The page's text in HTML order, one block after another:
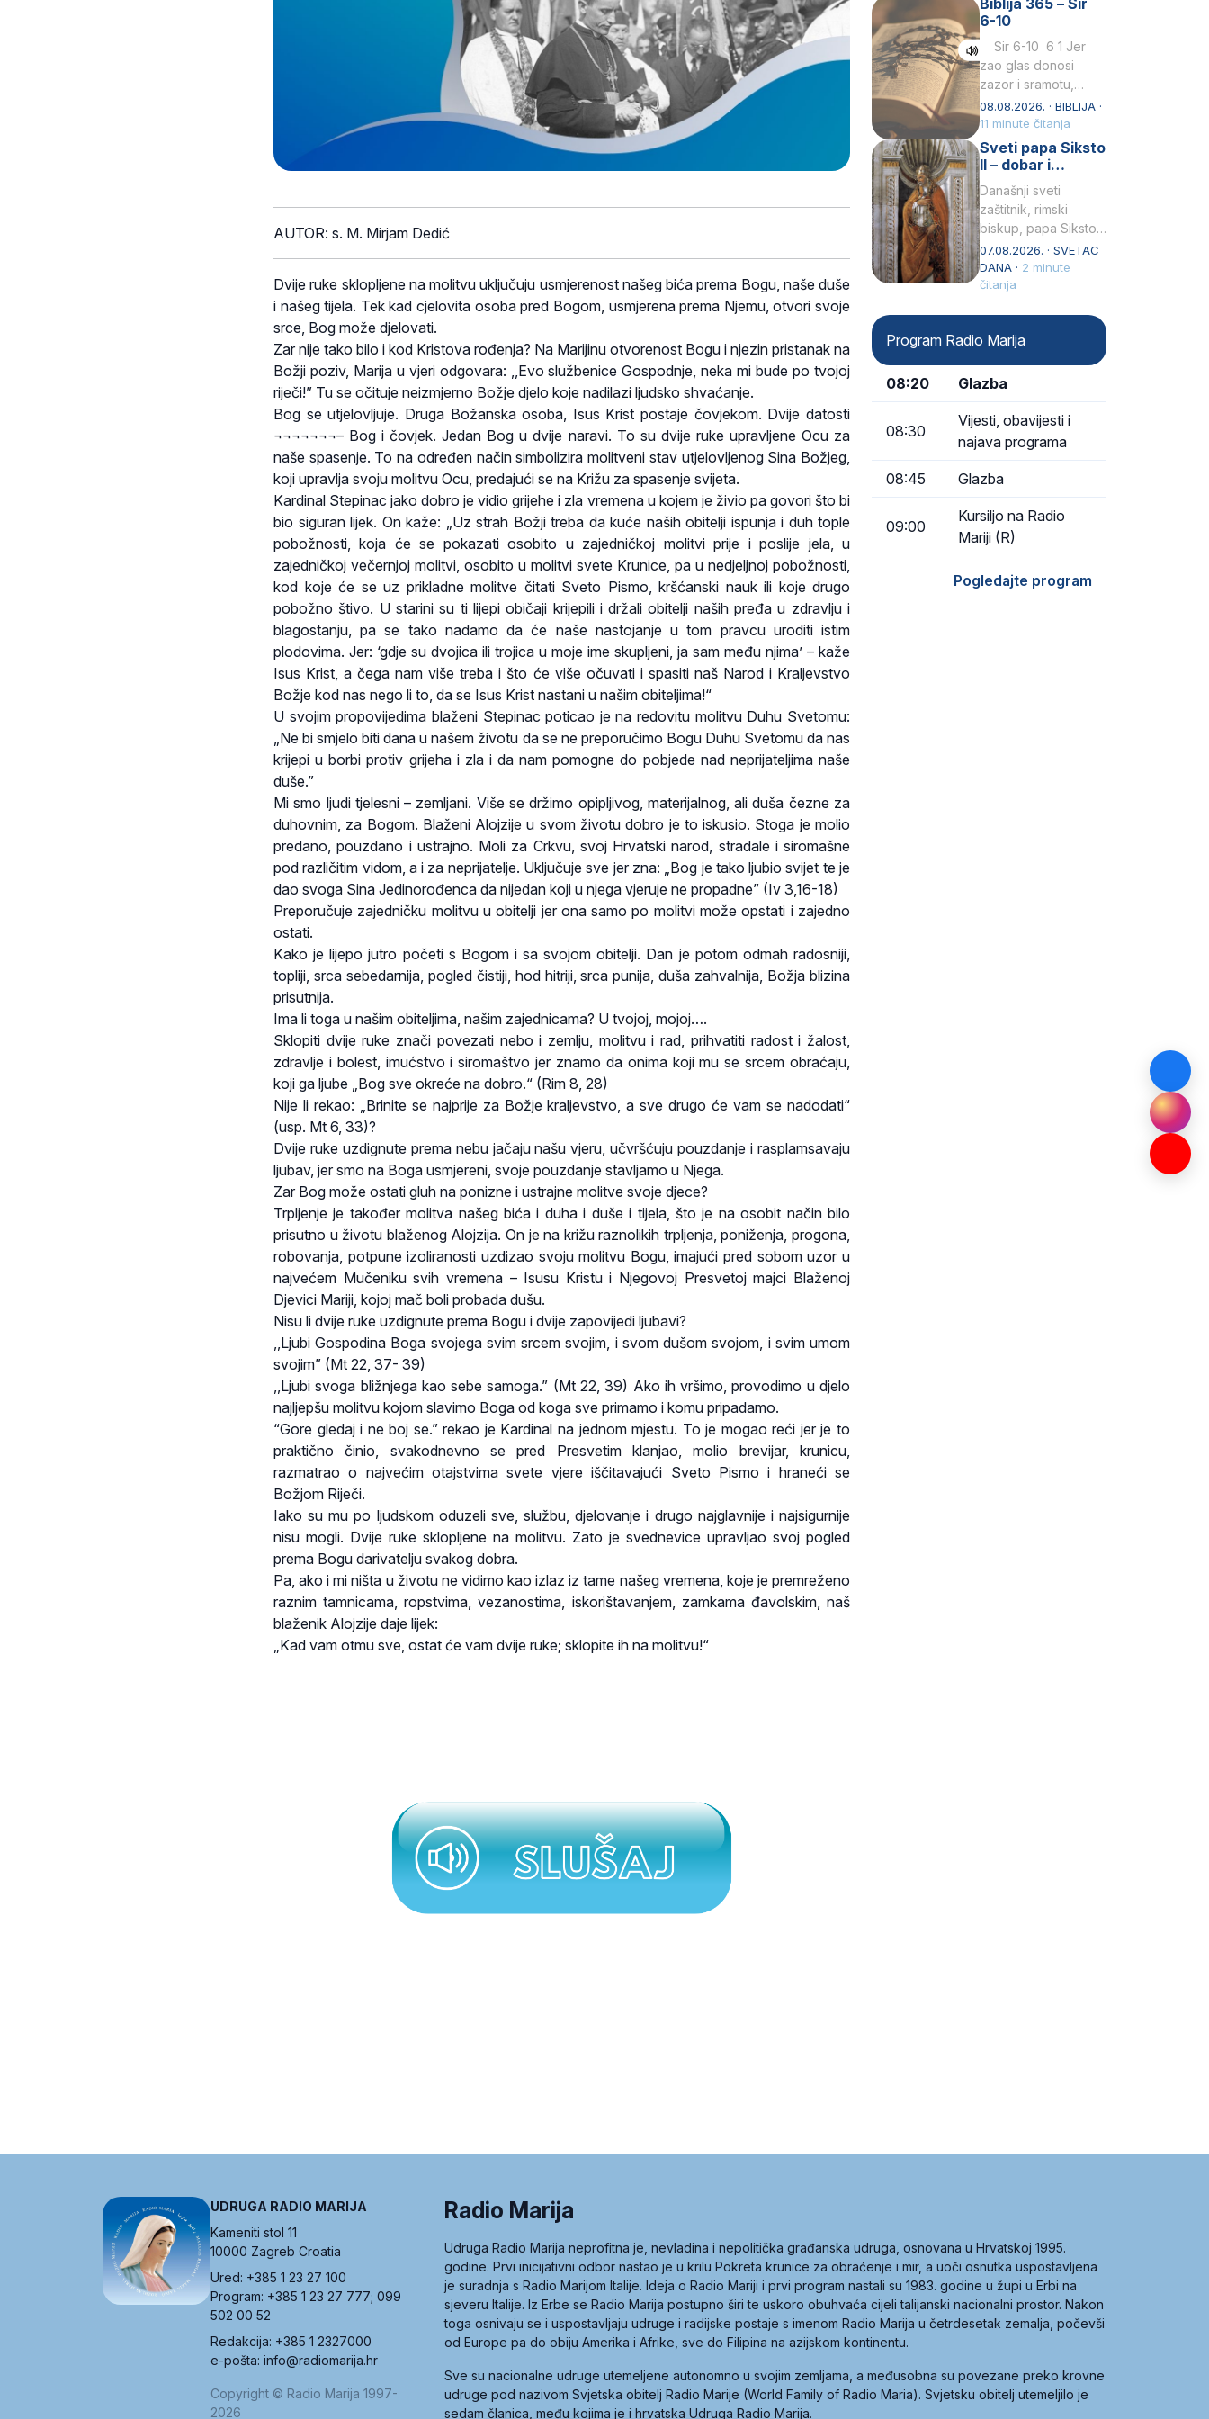
AUTOR: s. M. Mirjam Dedić
Dvije ruke sklopljene na molitvu uključuju usmjerenost našeg bića prema Bogu, naše duše
i našeg tijela. Tek kad cjelovita osoba pred Bogom, usmjerena prema Njemu, otvori svoje
srce, Bog može djelovati.
Zar nije tako bilo i kod Kristova rođenja? Na Marijinu otvorenost Bogu i njezin pristanak na
Božji poziv, Marija u vjeri odgovara: ,,Evo službenice Gospodnje, neka mi bude po tvojoj
riječi!” Tu se očituje neizmjerno Božje djelo koje nadilazi ljudsko shvaćanje.
Bog se utjelovljuje. Druga Božanska osoba, Isus Krist postaje čovjekom. Dvije datosti
¬¬¬¬¬¬¬– Bog i čovjek. Jedan Bog u dvije naravi. To su dvije ruke upravljene Ocu za
naše spasenje. To na određen način simbolizira molitveni stav utjelovljenog Sina Božjeg,
koji upravlja svoju molitvu Ocu, predajući se na Križu za spasenje svijeta.
Kardinal Stepinac jako dobro je vidio grijehe i zla vremena u kojem je živio pa govori što bi
bio siguran lijek. On kaže: „Uz strah Božji treba da kuće naših obitelji ispunja i duh tople
pobožnosti, koja će se pokazati osobito u zajedničkoj molitvi prije i poslije jela, u
zajedničkoj večernjoj molitvi, osobito u molitvi svete Krunice, pa u nedjeljnoj pobožnosti,
kod koje će se uz prikladne molitve čitati Sveto Pismo, kršćanski nauk ili koje drugo
pobožno štivo. U starini su ti lijepi običaji krijepili i držali obitelji naših pređa u zdravlju i
blagostanju, pa se tako nadamo da će naše nastojanje u tom pravcu uroditi istim
plodovima. Jer: ‘gdje su dvojica ili trojica u moje ime skupljeni, ja sam među njima’ – kaže
Isus Krist, a čega nam više treba i što će više očuvati i spasiti naš Narod i Kraljevstvo
Božje kod nas nego li to, da se Isus Krist nastani u našim obiteljima!“
U svojim propovijedima blaženi Stepinac poticao je na redovitu molitvu Duhu Svetomu:
„Ne bi smjelo biti dana u našem životu da se ne preporučimo Bogu Duhu Svetomu da nas
krijepi u borbi protiv grijeha i zla i da nam pomogne do pobjede nad neprijateljima naše
duše.”
Mi smo ljudi tjelesni – zemljani. Više se držimo opipljivog, materijalnog, ali duša čezne za
duhovnim, za Bogom. Blaženi Alojzije u svom životu dobro je to iskusio. Stoga je molio
predano, pouzdano i ustrajno. Moli za Crkvu, svoj Hrvatski narod, stradale i siromašne
pod različitim vidom, a i za neprijatelje. Uključuje sve jer zna: „Bog je tako ljubio svijet te je
dao svoga Sina Jedinorođenca da nijedan koji u njega vjeruje ne propadne” (Iv 3,16-18)
Preporučuje zajedničku molitvu u obitelji jer ona samo po molitvi može opstati i zajedno
ostati.
Kako je lijepo jutro početi s Bogom i sa svojom obitelji. Dan je potom odmah radosniji,
topliji, srca sebedarnija, pogled čistiji, hod hitriji, srca punija, duša zahvalnija, Božja blizina
prisutnija.
Ima li toga u našim obiteljima, našim zajednicama? U tvojoj, mojoj….
Sklopiti dvije ruke znači povezati nebo i zemlju, molitvu i rad, prihvatiti radost i žalost,
zdravlje i bolest, imućstvo i siromaštvo jer znamo da onima koji mu se srcem obraćaju,
koji ga ljube „Bog sve okreće na dobro.“ (Rim 8, 28)
Nije li rekao: „Brinite se najprije za Božje kraljevstvo, a sve drugo će vam se nadodati“
(usp. Mt 6, 33)?
Dvije ruke uzdignute prema nebu jačaju našu vjeru, učvršćuju pouzdanje i rasplamsavaju
ljubav, jer smo na Boga usmjereni, svoje pouzdanje stavljamo u Njega.
Zar Bog može ostati gluh na ponizne i ustrajne molitve svoje djece?
Trpljenje je također molitva našeg bića i duha i duše i tijela, što je na osobit način bilo
prisutno u životu blaženog Alojzija. On je na križu raznolikih trpljenja, poniženja, progona,
robovanja, potpune izoliranosti uzdizao svoju molitvu Bogu, imajući pred sobom uzor u
najvećem Mučeniku svih vremena – Isusu Kristu i Njegovoj Presvetoj majci Blaženoj
Djevici Mariji, kojoj mač boli probada dušu.
Nisu li dvije ruke uzdignute prema Bogu i dvije zapovijedi ljubavi?
,,Ljubi Gospodina Boga svojega svim srcem svojim, i svom dušom svojom, i svim umom
svojim” (Mt 22, 37- 39)
,,Ljubi svoga bližnjega kao sebe samoga.” (Mt 22, 39) Ako ih vršimo, provodimo u djelo
najljepšu molitvu kojom slavimo Boga od koga sve primamo i komu pripadamo.
“Gore gledaj i ne boj se.” rekao je Kardinal na jednom mjestu. To je mogao reći jer je to
praktično činio, svakodnevno se pred Presvetim klanjao, molio brevijar, krunicu,
razmatrao o najvećim otajstvima svete vjere iščitavajući Sveto Pismo i hraneći se
Božjom Riječi.
Iako su mu po ljudskom oduzeli sve, službu, djelovanje i drugo najglavnije i najsigurnije
nisu mogli. Dvije ruke sklopljene na molitvu. Zato je svednevice upravljao svoj pogled
prema Bogu darivatelju svakog dobra.
Pa, ako i mi ništa u životu ne vidimo kao izlaz iz tame našeg vremena, koje je premreženo
raznim tamnicama, ropstvima, vezanostima, iskorištavanjem, zamkama đavolskim, naš
blaženik Alojzije daje lijek:
„Kad vam otmu sve, ostat će vam dvije ruke; sklopite ih na molitvu!“
Praedicatorum – OP).
Svojim životom,
dubokom ljubavlju
prema Kristu…
Biblija 365 – Sir
6-10
Sir 6-10 6 1 Jer
zao glas donosi
zazor i sramotu,
kako to biva
grešniku
licemjernom.2 Ne
predaj se u…
08.08.2026. · BIBLIJA ·
11 minute čitanja
Sveti papa Siksto
II – dobar i
miroljubiv pastir
Današnji sveti
zaštitnik, rimski
biskup, papa Siksto
(Sixtus) II, prema
knjizi Liber
Pontificalis bio je
Obnovio je odnose s
afričkim…
07.08.2026. · SVETAC
DANA · 2 minute
čitanja
Program Radio Marija
08:20 Glazba
08:30
Vijesti, obavijesti i
najava programa
08:45 Glazba
09:00
Kursiljo na Radio
Mariji (R)
Pogledajte program
UDRUGA RADIO MARIJA
Kameniti stol 11
10000 Zagreb Croatia
Ured: +385 1 23 27 100
Program: +385 1 23 27 777; 099
502 00 52
Redakcija: +385 1 2327000
e-pošta: info@radiomarija.hr
Copyright © Radio Marija 1997-
2026
Radio Marija
Udruga Radio Marija neprofitna je, nevladina i nepolitička građanska udruga, osnovana u Hrvatskoj 1995.
godine. Prvi inicijativni odbor nastao je u krilu Pokreta krunice za obraćenje i mir, a uoči osnutka uspostavljena
je suradnja s Radio Marijom Italije. Ideja o Radio Mariji i prvi program nastali su 1983. godine u župi u Erbi na
sjeveru Italije. Iz Erbe se Radio Marija postupno širi te uskoro obuhvaća cijeli talijanski nacionalni prostor. Nakon
toga osnivaju se i uspostavljaju udruge i radijske postaje s imenom Radio Marija u četrdesetak zemalja, počevši
od Europe pa do obiju Amerika i Afrike, sve do Filipina na azijskom kontinentu.
Sve su nacionalne udruge utemeljene autonomno u svojim zemljama, a međusobna su povezane preko krovne
udruge pod nazivom Svjetska obitelj Radio Marije (World Family of Radio Maria). Svjetsku obitelj utemeljilo je
sedam članica, među kojima je i hrvatska Udruga Radio Marija.